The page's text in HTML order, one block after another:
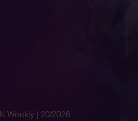
Weekly | 20/2026